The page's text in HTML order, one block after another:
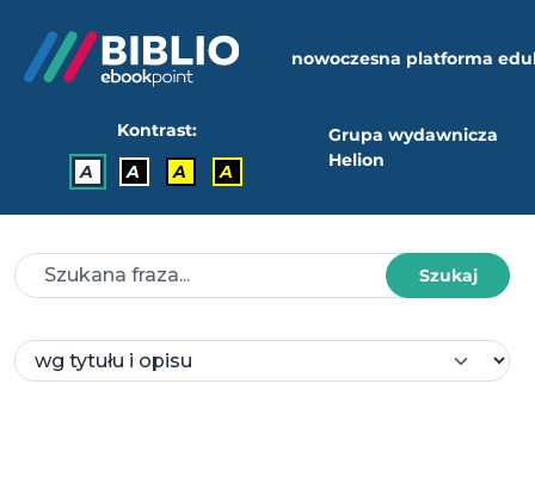
nowoczesna platforma
Kontrast:
A
A A A
Grupa wydawnicza
Helion
Szukaj